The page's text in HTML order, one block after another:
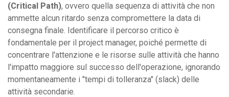
(Critical Path), ovvero quella sequenza di attività che non
ammette alcun ritardo senza compromettere la data di
consegna finale. Identificare il percorso critico è
fondamentale per il project manager, poiché permette di
concentrare l'attenzione e le risorse sulle attività che hanno
l'impatto maggiore sul successo dell'operazione, ignorando
momentaneamente i "tempi di tolleranza" (slack) delle
attività secondarie.